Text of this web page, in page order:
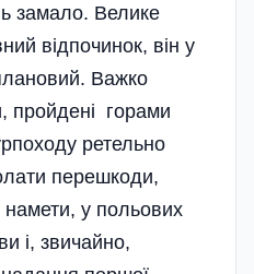
замало. Велике
відпочинок, він у
Важко
пройдені горами
ретельно
перешкоди,
у польових
і, звичайно,